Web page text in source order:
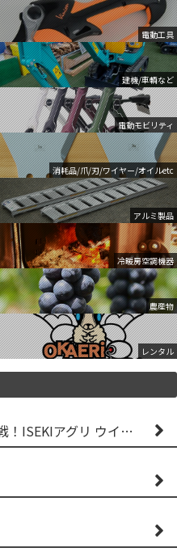
電動工具
建機/車輌など
電動モビリティ
消耗品/爪/刃/ワイヤー/オイルetc
アルミ製品
冷暖房空調機器
農産物
レンタル
ウイングモアで畦草刈りに挑戦！ISEKIアグリ ウイングモア WM746AF